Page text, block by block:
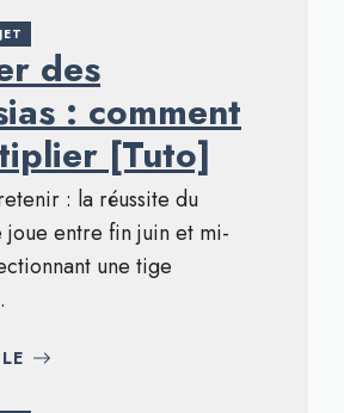
des
: comment
[Tuto]
: la réussite du
joue entre fin juin et mi-
une tige